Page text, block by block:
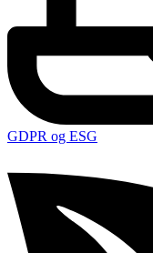
GDPR og ESG